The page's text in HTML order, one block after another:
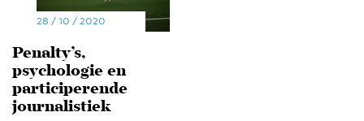
28 / 10 / 2020
Penalty’s,
psychologie en
participerende
journalistiek